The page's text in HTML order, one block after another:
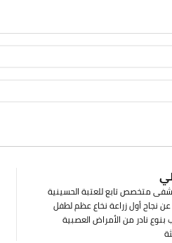
متخصص تابع للعتبة الحسينية
نجاح أول زراعة نخاع عظم لطفل
نادر من الأمراض العصبية